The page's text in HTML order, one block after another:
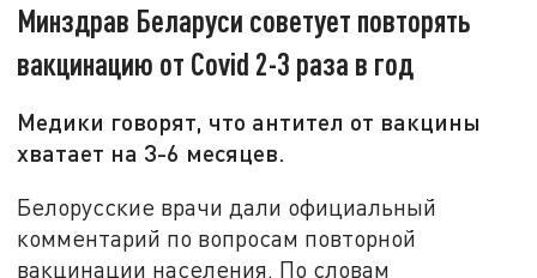
Минздрав Беларуси советует повторять
вакцинацию от Covid 2-3 раза в год
Медики говорят, что антител от вакцины
хватает на 3-6 месяцев.
Белорусские врачи дали официальный
комментарий по вопросам повторной
вакцинации населения. По словам